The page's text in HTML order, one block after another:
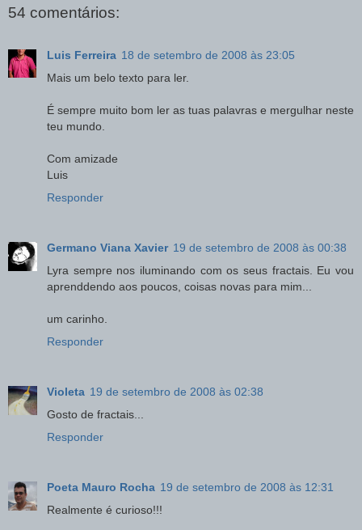
54 comentários:
Luis Ferreira 18 de setembro de 2008 às 23:05
Mais um belo texto para ler.
É sempre muito bom ler as tuas palavras e mergulhar neste
teu mundo.
Com amizade
Luis
Responder
Germano Viana Xavier 19 de setembro de 2008 às 00:38
Lyra sempre nos iluminando com os seus fractais. Eu vou
aprenddendo aos poucos, coisas novas para mim...
um carinho.
Responder
Violeta 19 de setembro de 2008 às 02:38
Gosto de fractais...
Responder
Poeta Mauro Rocha 19 de setembro de 2008 às 12:31
Realmente é curioso!!!